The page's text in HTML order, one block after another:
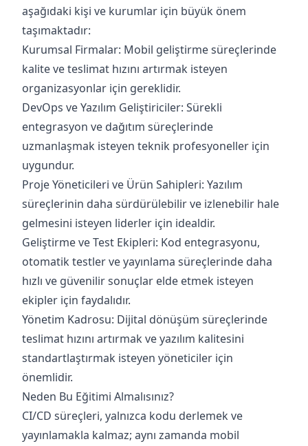
aşağıdaki kişi ve kurumlar için büyük önem
taşımaktadır:
Kurumsal Firmalar: Mobil geliştirme süreçlerinde
kalite ve teslimat hızını artırmak isteyen
organizasyonlar için gereklidir.
DevOps ve Yazılım Geliştiriciler: Sürekli
entegrasyon ve dağıtım süreçlerinde
uzmanlaşmak isteyen teknik profesyoneller için
uygundur.
Proje Yöneticileri ve Ürün Sahipleri: Yazılım
süreçlerinin daha sürdürülebilir ve izlenebilir hale
gelmesini isteyen liderler için idealdir.
Geliştirme ve Test Ekipleri: Kod entegrasyonu,
otomatik testler ve yayınlama süreçlerinde daha
hızlı ve güvenilir sonuçlar elde etmek isteyen
ekipler için faydalıdır.
Yönetim Kadrosu: Dijital dönüşüm süreçlerinde
teslimat hızını artırmak ve yazılım kalitesini
standartlaştırmak isteyen yöneticiler için
önemlidir.
Neden Bu Eğitimi Almalısınız?
CI/CD süreçleri, yalnızca kodu derlemek ve
yayınlamakla kalmaz; aynı zamanda mobil